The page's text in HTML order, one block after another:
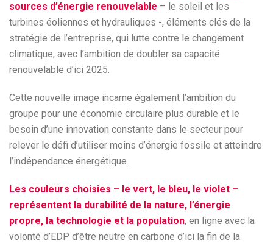
sources d’énergie renouvelable – le soleil et les
turbines éoliennes et hydrauliques -, éléments clés de la
stratégie de l’entreprise, qui lutte contre le changement
climatique, avec l’ambition de doubler sa capacité
renouvelable d’ici 2025.
Cette nouvelle image incarne également l’ambition du
groupe pour une économie circulaire plus durable et le
besoin d’une innovation constante dans le secteur pour
relever le défi d’utiliser moins d’énergie fossile et atteindre
l’indépendance énergétique.
Les couleurs choisies – le vert, le bleu, le violet –
représentent la durabilité de la nature, l’énergie
propre, la technologie et la population, en ligne avec la
volonté d’EDP d’être neutre en carbone d’ici la fin de la